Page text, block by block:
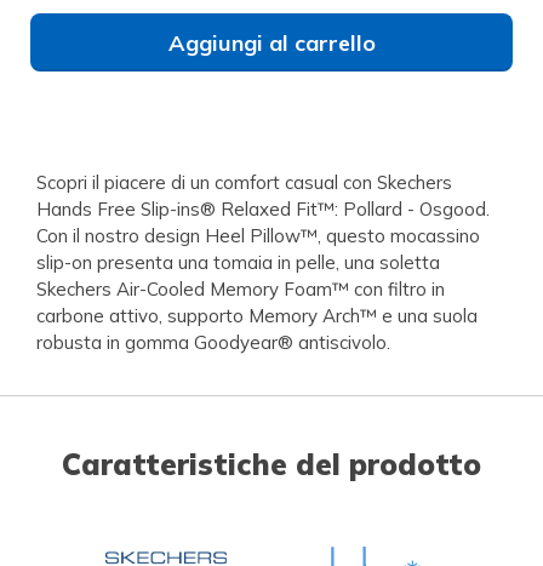
Aggiungi al carrello
Scopri il piacere di un comfort casual con Skechers
Hands Free Slip-ins® Relaxed Fit™: Pollard - Osgood.
Con il nostro design Heel Pillow™, questo mocassino
slip-on presenta una tomaia in pelle, una soletta
Skechers Air-Cooled Memory Foam™ con filtro in
carbone attivo, supporto Memory Arch™ e una suola
robusta in gomma Goodyear® antiscivolo.
Caratteristiche del prodotto